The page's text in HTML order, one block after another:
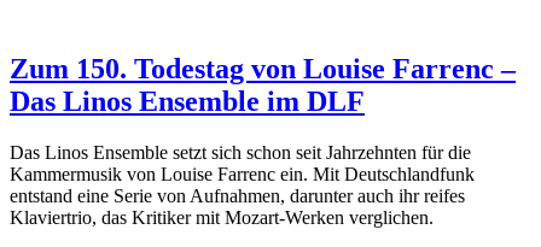
Zum 150. Todestag von Louise Farrenc –
Das Linos Ensemble im DLF
Das Linos Ensemble setzt sich schon seit Jahrzehnten für die
Kammermusik von Louise Farrenc ein. Mit Deutschlandfunk
entstand eine Serie von Aufnahmen, darunter auch ihr reifes
Klaviertrio, das Kritiker mit Mozart-Werken verglichen.